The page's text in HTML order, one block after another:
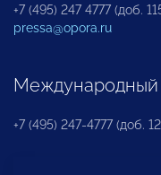
+7 (495) 247 4777 (доб.
pressa@opora.ru
+7 (495) 247-4777 (доб.